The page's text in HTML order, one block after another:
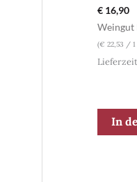
€ 16,90
Weingut
(€ 22,53 / 1
In